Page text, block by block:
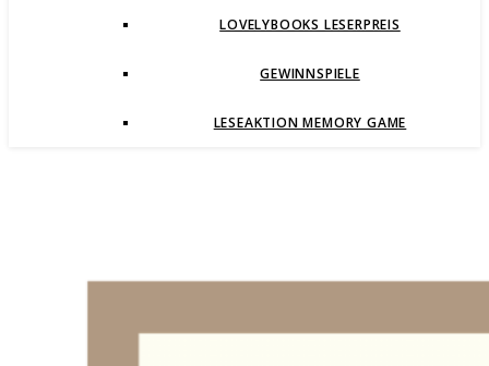
LOVELYBOOKS LESERPREIS
GEWINNSPIELE
LESEAKTION MEMORY GAME